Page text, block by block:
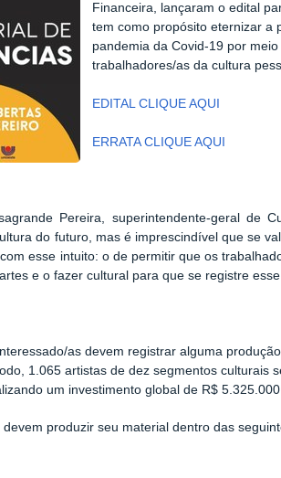
Financeira, lançaram o edital
tem como propósito eternizar a
pandemia da Covid-19 por
trabalhadores/as da cultura
EDITAL CLIQUE AQUI
ERRATA CLIQUE AQUI
Pereira, superintendente-geral de
do futuro, mas é imprescindível que se
esse intuito: o de permitir que os
e o fazer cultural para que se registre
as devem registrar alguma
1.065 artistas de dez segmentos culturais
um investimento global de R$
produzir seu material dentro das